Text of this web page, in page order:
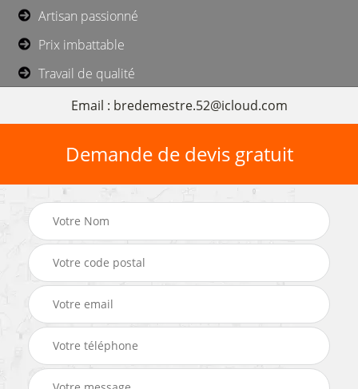
Artisan passionné
Prix imbattable
Travail de qualité
Email : bredemestre.52@icloud.com
Demande de devis gratuit